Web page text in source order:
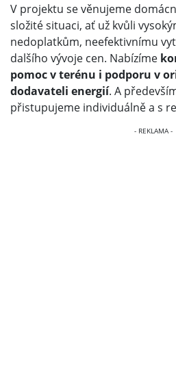
V projektu se věnujeme
složité situaci, ať už kvůli
nedoplatkům, neefektivnímu
dalšího vývoje cen. Nabízíme
pomoc v terénu i podporu v
dodavateli energií. A
přistupujeme individuálně a s